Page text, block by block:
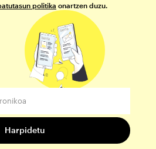
politika onartzen duzu.